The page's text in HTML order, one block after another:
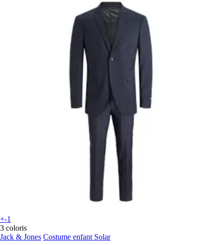
+-1
3 coloris
Jack & Jones Costume enfant Solar